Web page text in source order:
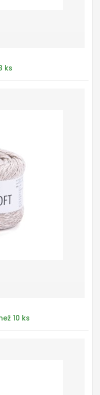
ks
10 ks